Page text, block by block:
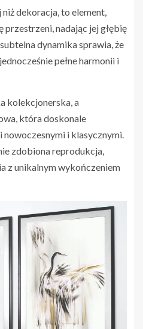
dekoracja, to element,
nadając jej głębię
dynamika sprawia, że
pełne harmonii i
kolekcjonerska, a
która doskonale
nowoczesnymi i klasycznymi.
zdobiona reprodukcja,
z unikalnym wykończeniem